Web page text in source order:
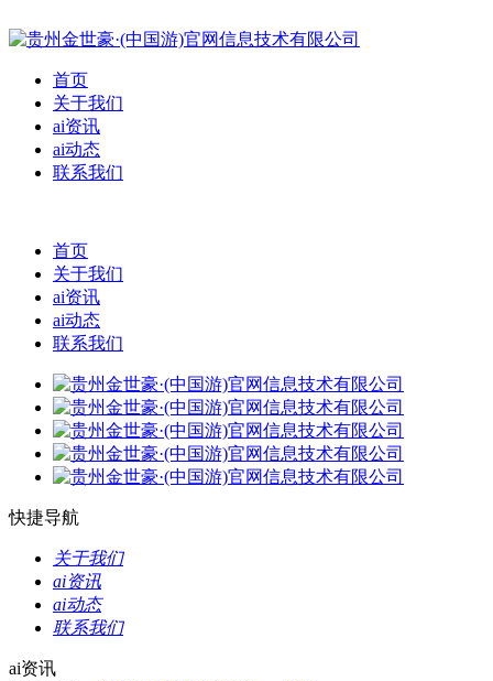
首页
关于我们
ai资讯
ai动态
联系我们
首页
关于我们
ai资讯
ai动态
联系我们
快捷导航
关于我们
ai资讯
ai动态
联系我们
ai资讯